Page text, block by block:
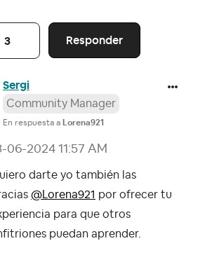
Responder
3
Sergi
Community Manager
En respuesta a Lorena921
06-2024 11:57 AM
darte yo también las
@Lorena921 por ofrecer tu
para que otros
puedan aprender.